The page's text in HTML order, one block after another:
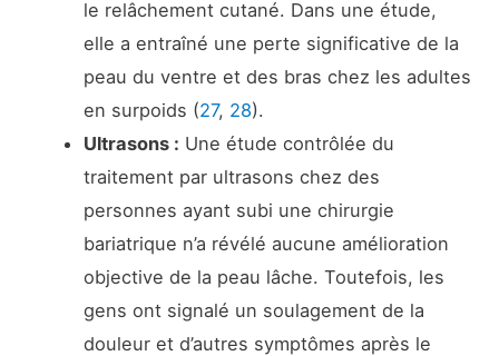
le relâchement cutané. Dans une étude,
elle a entraîné une perte significative de la
peau du ventre et des bras chez les adultes
en surpoids (27, 28).
Ultrasons : Une étude contrôlée du
traitement par ultrasons chez des
personnes ayant subi une chirurgie
bariatrique n’a révélé aucune amélioration
objective de la peau lâche. Toutefois, les
gens ont signalé un soulagement de la
douleur et d’autres symptômes après le